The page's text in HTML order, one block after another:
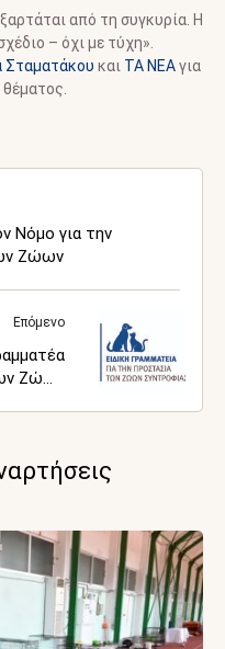
από τη συγκυρία. Η
– όχι με τύχη».
Σταματάκου και TA NEAγια
Νόμο για την
Ζώων
Επόμενο
Ζώων